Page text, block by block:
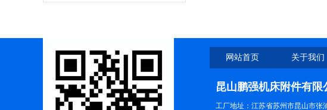
网站首页 关于我们
昆山鹏强机床附件有限
工厂地址：江苏省苏州市昆山市张